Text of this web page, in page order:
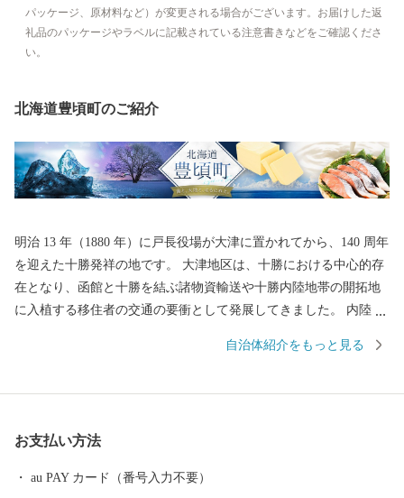
パッケージ、原材料など）が変更される場合がございます。お届けした返
礼品のパッケージやラベルに記載されている注意書きなどをご確認くださ
い。
北海道豊頃町のご紹介
明治 13 年（1880 年）に戸長役場が大津に置かれてから、140 周年
を迎えた十勝発祥の地です。 大津地区は、十勝における中心的存
在となり、函館と十勝を結ぶ諸物資輸送や十勝内陸地帯の開拓地
に入植する移住者の交通の要衝として発展してきました。 内陸部
は二宮尊親率いる福島県人が二宮農場を開墾しています。二宮尊
なると水面を覆いつくす氷が太平洋に流れ出し、河口の大津海岸
に打ち上げられた氷の塊が太陽の光を受け美しく輝く、ジュエリ
自治体紹介をもっと見る
お支払い方法
au PAY カード（番号入力不要）